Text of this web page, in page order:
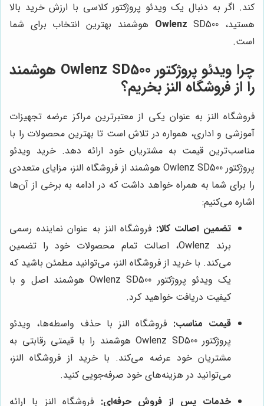
کند. اگر به دنبال یک ویدئو پروژکتور کلاسی با ارزش خرید بالا
هستید،
Owlenz SD500 هوشمند بهترین انتخاب برای شما
است.
چرا ویدئو پروژکتور Owlenz SD500 هوشمند
را از فروشگاه النز بخریم؟
فروشگاه النز به عنوان یکی از معتبرترین مراکز عرضه تجهیزات
آموزشی و اداری، همواره در تلاش است تا بهترین محصولات را با
مناسب‌ترین قیمت به مشتریان خود ارائه دهد. خرید ویدئو
پروژکتور Owlenz SD500 هوشمند از فروشگاه النز، مزایای متعددی
را برای شما به همراه خواهد داشت که در ادامه به برخی از آن‌ها
اشاره می‌کنیم:
تضمین اصالت کالا: فروشگاه النز به عنوان نماینده رسمی
برند Owlenz، اصالت تمام محصولات خود را تضمین
می‌کند. با خرید از فروشگاه النز، می‌توانید مطمئن باشید که
یک ویدئو پروژکتور Owlenz SD500 هوشمند اصل و با
کیفیت دریافت خواهید کرد.
قیمت مناسب: فروشگاه النز با حذف واسطه‌ها، ویدئو
پروژکتور Owlenz SD500 هوشمند را با قیمتی رقابتی به
مشتریان خود عرضه می‌کند. با خرید از فروشگاه النز،
می‌توانید در هزینه‌های خود صرفه‌جویی کنید.
خدمات پس از فروش حرفه‌ای: فروشگاه النز با ارائه